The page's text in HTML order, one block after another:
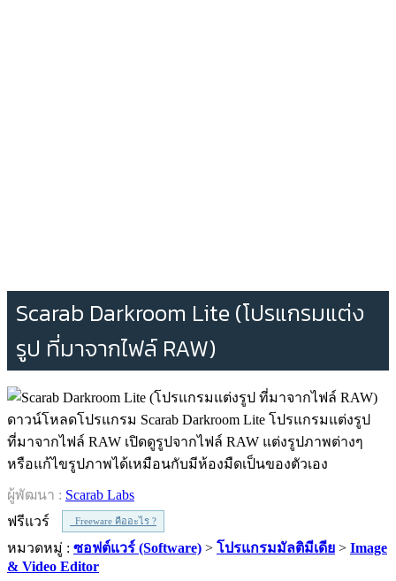
Scarab Darkroom Lite (โปรแกรมแต่ง
รูป ที่มาจากไฟล์ RAW)
ดาวน์โหลดโปรแกรม Scarab Darkroom Lite โปรแกรมแต่งรูป
ที่มาจากไฟล์ RAW เปิดดูรูปจากไฟล์ RAW แต่งรูปภาพต่างๆ
หรือแก้ไขรูปภาพได้เหมือนกับมีห้องมืดเป็นของตัวเอง
ผู้พัฒนา : Scarab Labs
ฟรีแวร์
Freeware คืออะไร ?
หมวดหมู่ : ซอฟต์แวร์ (Software) > โปรแกรมมัลติมีเดีย > Image
& Video Editor